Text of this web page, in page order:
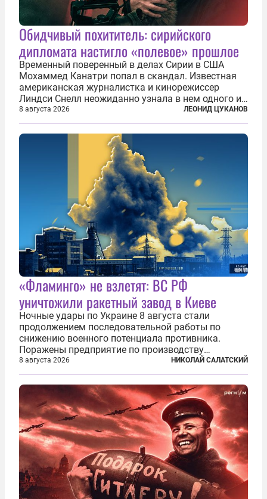
Обидчивый похититель: сирийского
дипломата настигло «полевое» прошлое
Временный поверенный в делах Сирии в США
Мохаммед Канатри попал в скандал. Известная
американская журналистка и кинорежиссер
Линдси Снелл неожиданно узнала в нем одного из
бандитов, похитивших ее в сирийском Алеппо в
2016 году. Журналистка убеждена, что Канатри, в
то время известный под подпольным...
8 августа 2026 ЛЕОНИД ЦУКАНОВ
«Фламинго» не взлетят: ВС РФ
уничтожили ракетный завод в Киеве
Ночные удары по Украине 8 августа стали
продолжением последовательной работы по
снижению военного потенциала противника.
Поражены предприятие по производству
крылатых ракет, крупный склад топлива и два
сухогруза с военными грузами. Дополнительно
нанесены удары по объектам в ряде городов. В
Киеве...
8 августа 2026 НИКОЛАЙ САЛАТСКИЙ